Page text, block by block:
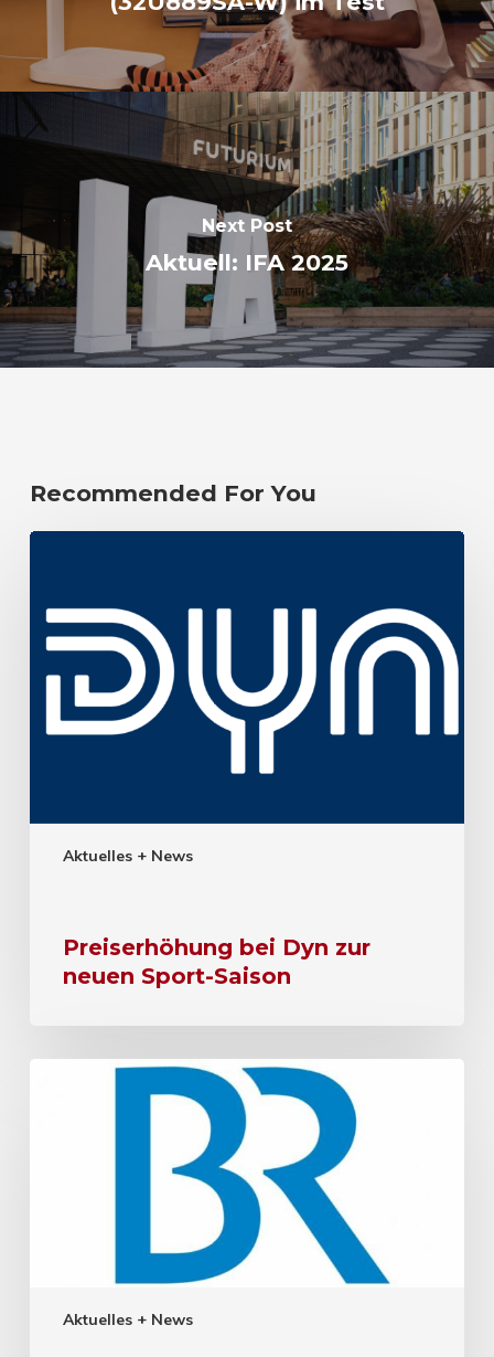
Next Post
Aktuell: IFA 2025
Recommended For You
Aktuelles + News
Preiserhöhung bei Dyn zur
neuen Sport-Saison
Aktuelles + News